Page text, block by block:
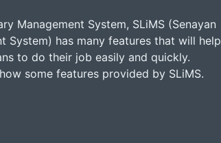
Management System, SLiMS (Senayan
System) has many features that will help
to do their job easily and quickly.
some features provided by SLiMS.